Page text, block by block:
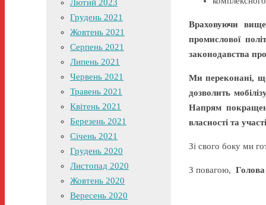
Враховуючи
промислової
законодавства
Ми переконані,
дозволить
Напрям
власності та
Зі свого боку ми
З повагою,
Лютий 2023
Грудень 2021
Жовтень 2021
Серпень 2021
Липень 2021
Червень 2021
Травень 2021
Квітень 2021
Березень 2021
Січень 2021
Грудень 2020
Листопад 2020
Жовтень 2020
Вересень 2020